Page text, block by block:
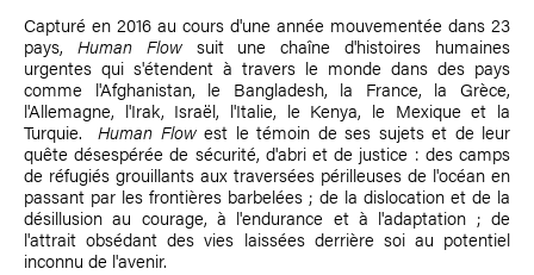
Capturé en 2016 au cours d'une année mouvementée dans 23
pays, Human Flowsuit une chaîne d'histoires humaines
urgentes qui s'étendent à travers le monde dans des pays
comme l'Afghanistan, le Bangladesh, la France, la Grèce,
l'Allemagne, l'Irak, Israël, l'Italie, le Kenya, le Mexique et la
Turquie. Human Flowest le témoin de ses sujets et de leur
quête désespérée de sécurité, d'abri et de justice : des camps
de réfugiés grouillants aux traversées périlleuses de l'océan en
passant par les frontières barbelées ; de la dislocation et de la
désillusion au courage, à l'endurance et à l'adaptation ; de
l'attrait obsédant des vies laissées derrière soi au potentiel
inconnu de l'avenir.